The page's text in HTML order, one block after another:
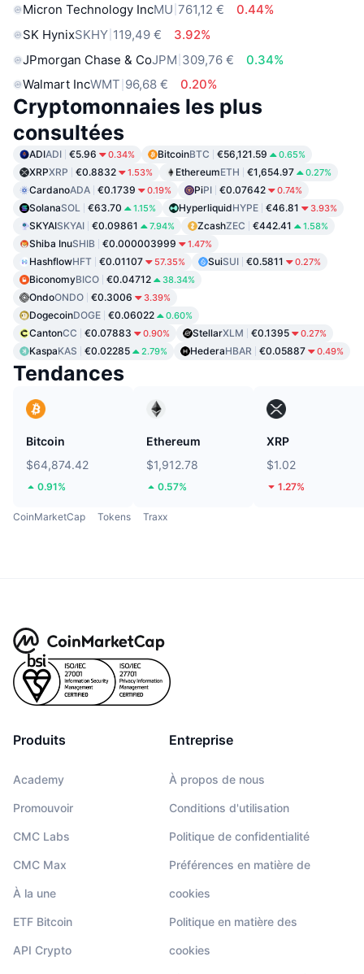
Micron Technology IncMU 761,12 €
0.44%
SK HynixSKHY 119,49 €
3.92%
JPmorgan Chase & CoJPM 309,76 €
0.34%
Walmart IncWMT 96,68 € 0.20%
Cryptomonnaies les plus
consultées
ADIADI €5.96 0.34% BitcoinBTC €56,121.59 0.65%
XRPXRP €0.8832 1.53% EthereumETH €1,654.97 0.27%
CardanoADA €0.1739 0.19% PiPI €0.07642 0.74%
SolanaSOL €63.70 1.15% HyperliquidHYPE €46.81 3.93%
SKYAISKYAI €0.09861 7.94% ZcashZEC €442.41 1.58%
Shiba InuSHIB €0.000003999 1.47%
HashflowHFT €0.01107 57.35% SuiSUI €0.5811 0.27%
BiconomyBICO €0.04712 38.34%
OndoONDO €0.3006 3.39%
DogecoinDOGE €0.06022 0.60%
CantonCC €0.07883 0.90% StellarXLM €0.1395 0.27%
KaspaKAS €0.02285 2.79% HederaHBAR €0.05887 0.49%
Tendances
Bitcoin
$64,874.42
0.91%
Ethereum
$1,912.78
0.57%
XRP
$1.02
1.27%
CoinMarketCap Tokens Traxx
Produits
Academy
Promouvoir
CMC Labs
CMC Max
À la une
ETF Bitcoin
API Crypto
Entreprise
À propos de nous
Conditions d'utilisation
Politique de confidentialité
Préférences en matière de
cookies
Politique en matière des
cookies